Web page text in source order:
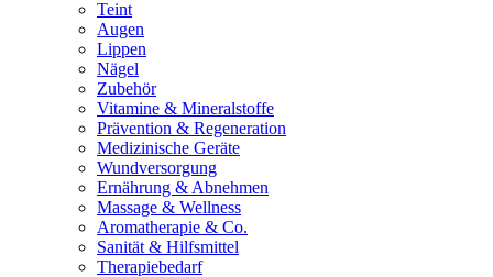
Teint
Augen
Lippen
Nägel
Zubehör
Vitamine & Mineralstoffe
Prävention & Regeneration
Medizinische Geräte
Wundversorgung
Ernährung & Abnehmen
Massage & Wellness
Aromatherapie & Co.
Sanität & Hilfsmittel
Therapiebedarf